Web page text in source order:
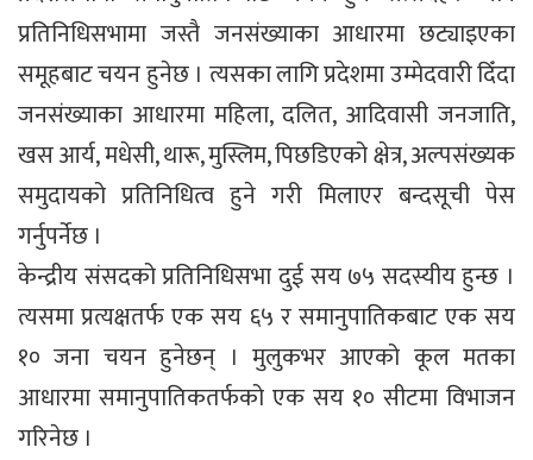
प्रतिनिधिसभामा जस्तै जनसंख्याका आधारमा छट्याइएका
समूहबाट चयन हुनेछ । त्यसका लागि प्रदेशमा उम्मेदवारी दिँदा
जनसंख्याका आधारमा महिला, दलित, आदिवासी जनजाति,
खस आर्य, मधेसी, थारू, मुस्लिम, पिछडिएको क्षेत्र, अल्पसंख्यक
समुदायको प्रतिनिधित्व हुने गरी मिलाएर बन्दसूची पेस
गर्नुपर्नेछ ।
केन्द्रीय संसदको प्रतिनिधिसभा दुई सय ७५ सदस्यीय हुन्छ ।
त्यसमा प्रत्यक्षतर्फ एक सय ६५ र समानुपातिकबाट एक सय
१० जना चयन हुनेछन् । मुलुकभर आएको कूल मतका
आधारमा समानुपातिकतर्फको एक सय १० सीटमा विभाजन
गरिनेछ ।